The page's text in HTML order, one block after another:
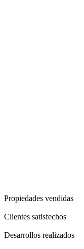
Propiedades vendidas
Clientes satisfechos
Desarrollos realizados